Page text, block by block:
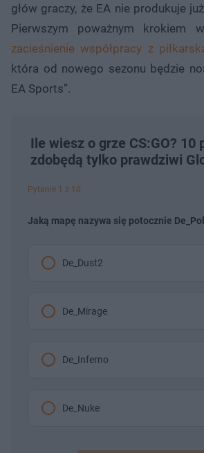
głów graczy, że EA nie produkuje
Pierwszym poważnym krokiem
zacieśnienie współpracy z
która od nowego sezonu będzie
EA Sports”.
Ile wiesz o grze CS:GO? 10
zdobędą tylko prawdziwi
Pytanie 1 z 10
Jaką mapę nazywa się potocznie
De_Dust2
De_Mirage
De_Inferno
De_Nuke